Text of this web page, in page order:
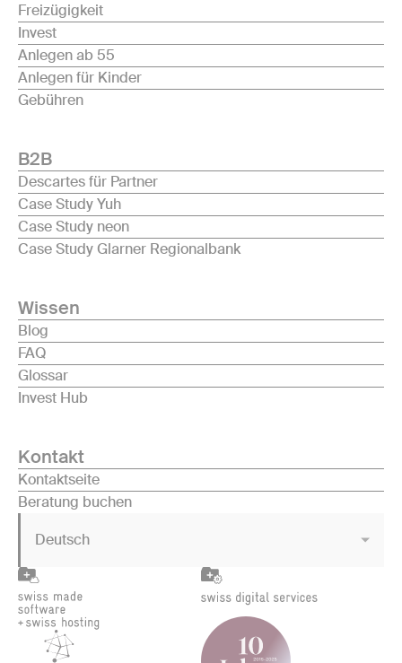
Freizügigkeit
Invest
Anlegen ab 55
Anlegen für Kinder
Gebühren
B2B
Descartes für Partner
Case Study Yuh
Case Study neon
Case Study Glarner Regionalbank
Wissen
Blog
FAQ
Glossar
Invest Hub
Kontakt
Kontaktseite
Beratung buchen
Deutsch